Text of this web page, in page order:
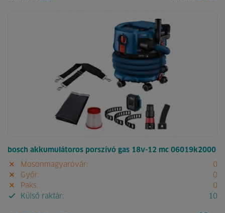
bosch akkumulátoros porszívó gas 18v-12 mc 06019k2000
Mosonmagyaróvár:
0
Győr:
0
Paks:
0
Külső raktár:
10